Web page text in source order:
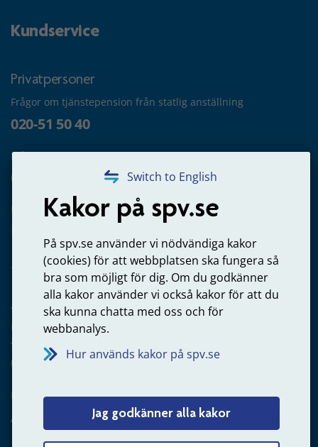
Switch to English
Kakor på spv.se
På spv.se använder vi nödvändiga kakor
(cookies) för att webbplatsen ska fungera så
bra som möjligt för dig. Om du godkänner
alla kakor använder vi också kakor för att du
ska kunna chatta med oss och för
webbanalys.
Hur används kakor på spv.se
Jag godkänner alla kakor
Kundservice
Privatpersoner
Frågor om tjänstepension från statlig anställning
020-51 50 40
Frågor om utbetalning
020-65 00 65
Kontakta oss
Arbetsgivare
Frågor om administration av tjänstepension från statlig
anställning
060-18 75 03
Kontakta oss
Arbetsgivare – skicka mejl till oss